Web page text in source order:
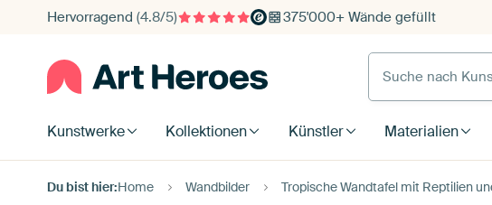
Hervorragend (4.8/5) 375'000+ Wände gefüllt
Suche nach
Kunstwerke Kollektionen Künstler Materialien
Du bist hier:Home Wandbilder Tropische Wandtafel mit Reptilien